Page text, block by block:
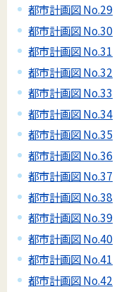
都市計画図 No.29
都市計画図 No.30
都市計画図 No.31
都市計画図 No.32
都市計画図 No.33
都市計画図 No.34
都市計画図 No.35
都市計画図 No.36
都市計画図 No.37
都市計画図 No.38
都市計画図 No.39
都市計画図 No.40
都市計画図 No.41
都市計画図 No.42